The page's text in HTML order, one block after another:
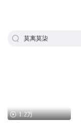
莫离莫柒
1.2万